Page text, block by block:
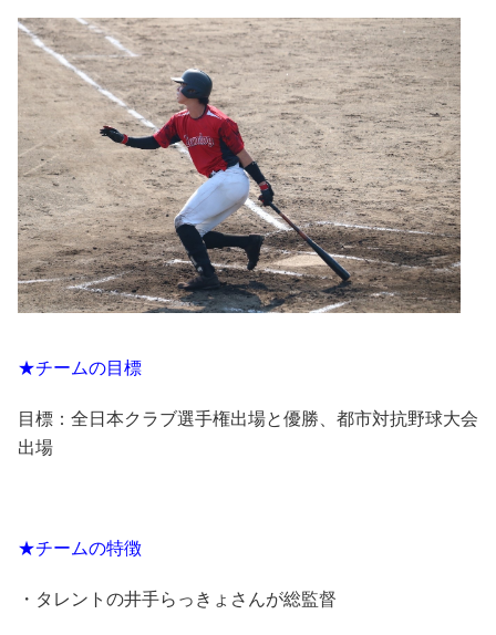
★チームの目標
目標：全日本クラブ選手権出場と優勝、都市対抗野球大会
出場
★チームの特徴
・タレントの井手らっきょさんが総監督